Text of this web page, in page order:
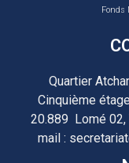
Fonds
Quartier
Cinquième
20.889 Lomé 02,
mail :